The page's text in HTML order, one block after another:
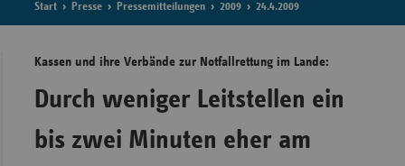
Start Presse Pressemitteilungen 2009 24.4.2009
Kassen und ihre Verbände zur Notfallrettung im Lande:
Durch weniger Leitstellen ein
bis zwei Minuten eher am